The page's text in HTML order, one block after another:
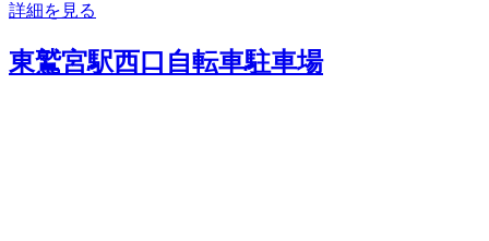
詳細を見る
東鷲宮駅西口自転車駐車場